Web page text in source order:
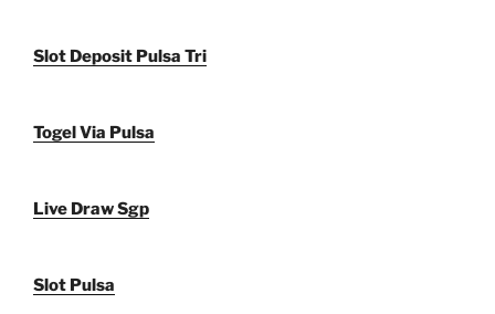
Slot Deposit Pulsa Tri
Togel Via Pulsa
Live Draw Sgp
Slot Pulsa